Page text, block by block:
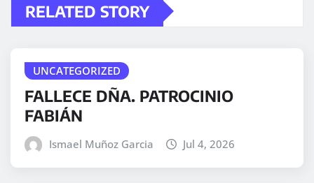
RELATED STORY
UNCATEGORIZED
FALLECE DÑA. PATROCINIO
FABIÁN
Ismael Muñoz Garcia Jul 4, 2026